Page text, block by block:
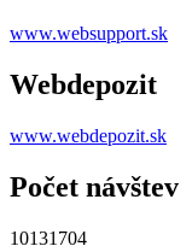
www.websupport.sk
Webdepozit
www.webdepozit.sk
Počet návštev
10131704